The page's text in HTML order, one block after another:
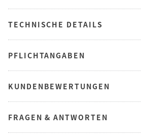
TECHNISCHE DETAILS
PFLICHTANGABEN
KUNDENBEWERTUNGEN
FRAGEN & ANTWORTEN